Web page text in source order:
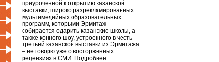
приуроченной к открытию казанской
выставки, широко разрекламированных
мультимедийных образовательных
программ, которыми Эрмитаж
собирается одарить казанские школы, а
также конного шоу, устроенного в честь
третьей казанской выставки из Эрмитажа
– не говорю уже о восторженных
рецензиях в СМИ. Подробнее...